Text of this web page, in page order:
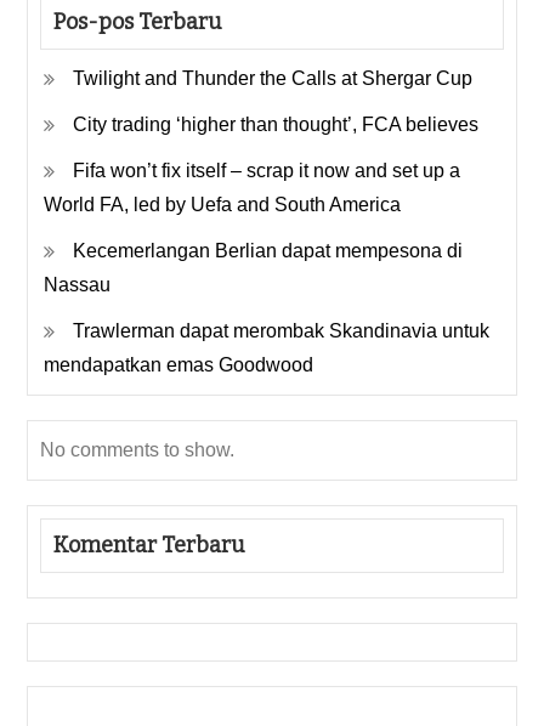
Pos-pos Terbaru
Twilight and Thunder the Calls at Shergar Cup
City trading ‘higher than thought’, FCA believes
Fifa won’t fix itself – scrap it now and set up a
World FA, led by Uefa and South America
Kecemerlangan Berlian dapat mempesona di
Nassau
Trawlerman dapat merombak Skandinavia untuk
mendapatkan emas Goodwood
No comments to show.
Komentar Terbaru